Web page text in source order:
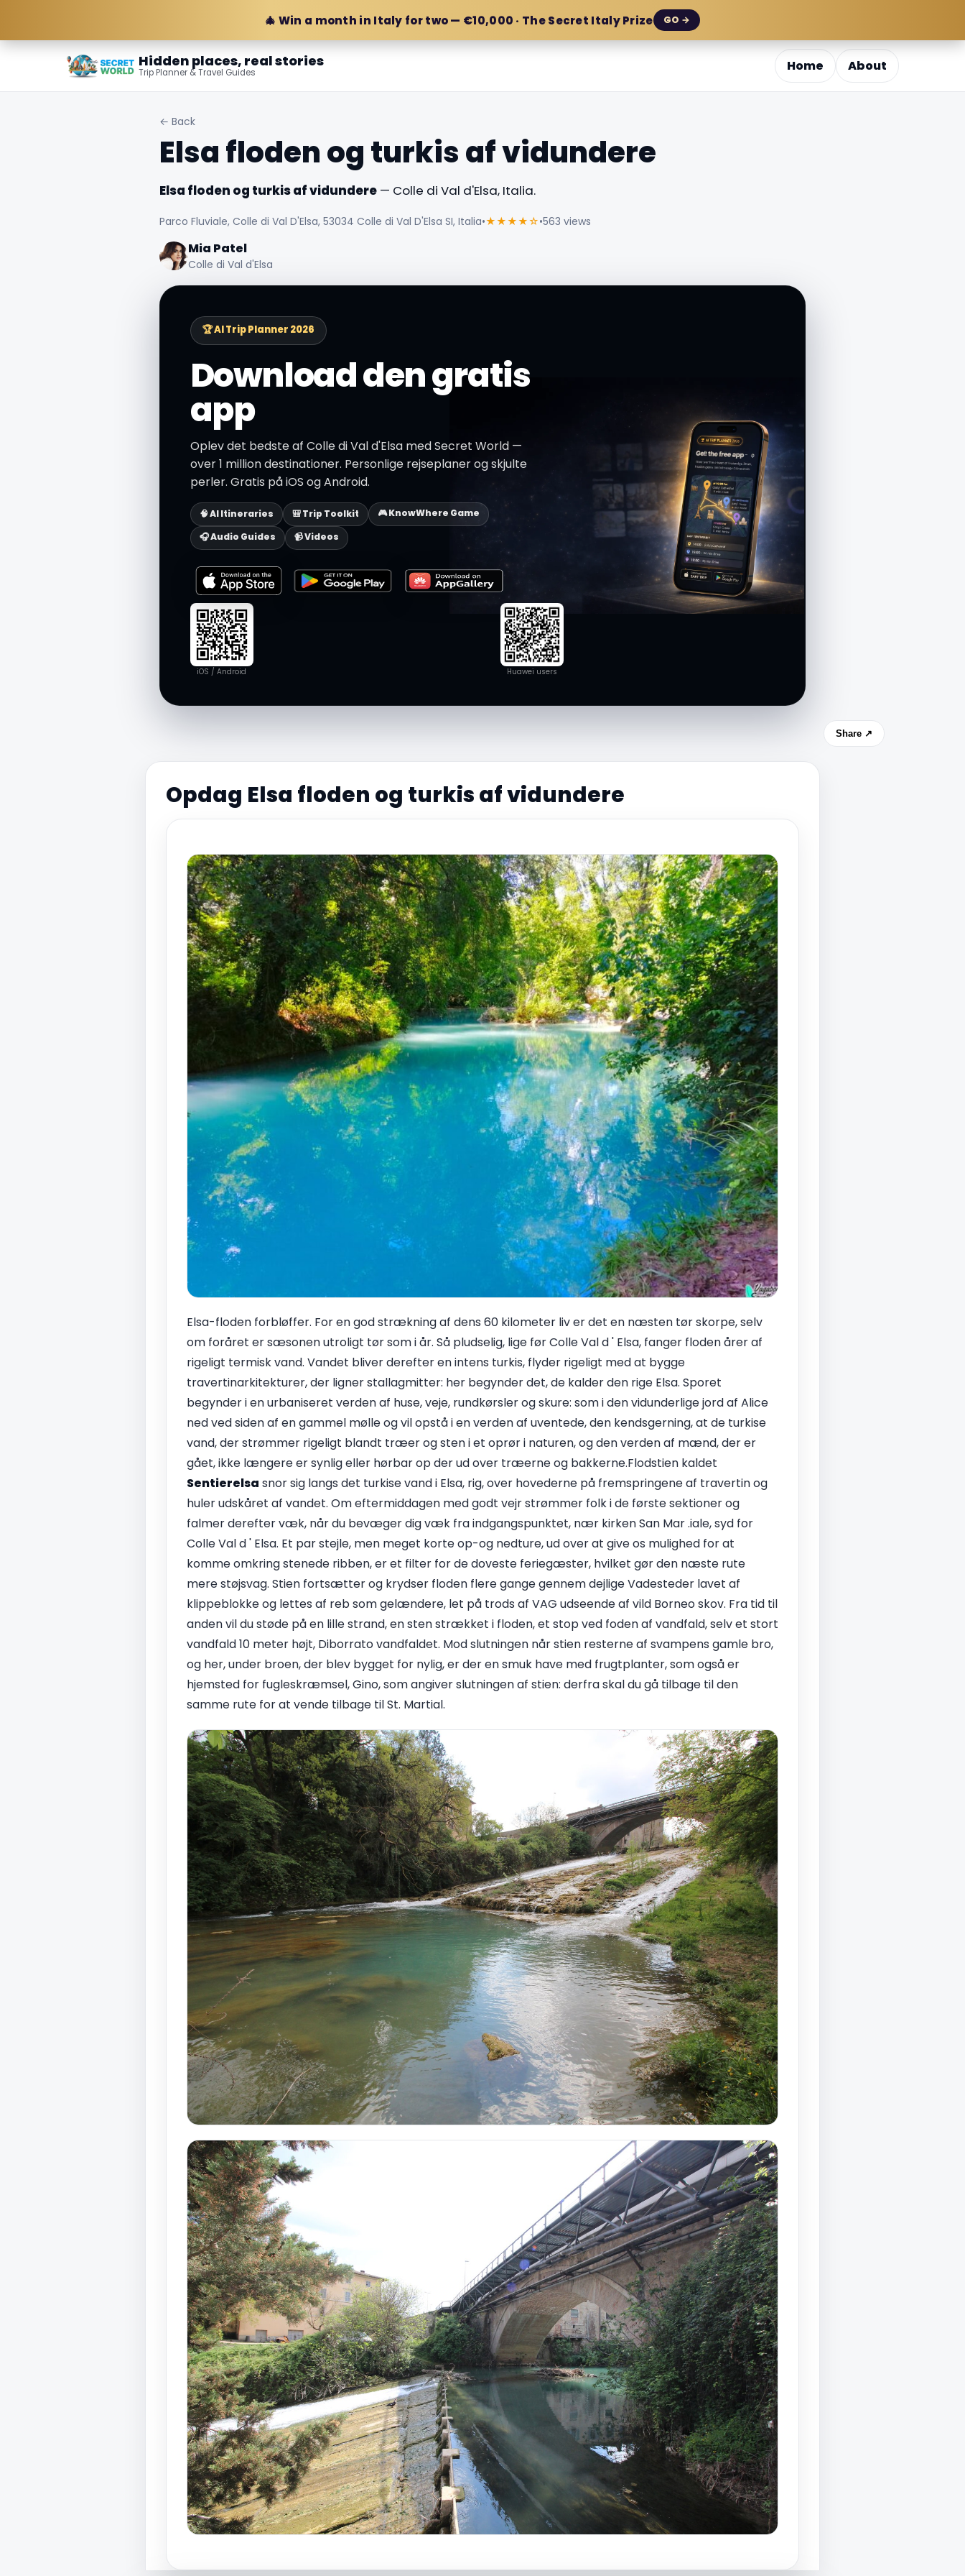
🎄 Win a month in Italy for two — €10,000 · The Secret Italy Prize GO →
Hidden places, real stories
Trip Planner & Travel Guides Home About
← Back
Elsa floden og turkis af vidundere
Elsa floden og turkis af vidundere— Colle di Val d'Elsa, Italia.
Parco Fluviale, Colle di Val D'Elsa, 53034 Colle di Val D'Elsa SI, Italia•★★★★☆•563 views
Mia Patel
Colle di Val d'Elsa
🏆 AI Trip Planner 2026
Download den gratis
app
Oplev det bedste af Colle di Val d'Elsa med Secret World —
over 1 million destinationer. Personlige rejseplaner og skjulte
perler. Gratis på iOS og Android.
🧠 AI Itineraries 🎒 Trip Toolkit
🎮 KnowWhere Game
🎧 Audio Guides
📹 Videos
iOS / Android Huawei users
Share ↗
Opdag Elsa floden og turkis af vidundere
Elsa-floden forbløffer. For en god strækning af dens 60 kilometer liv er det en næsten tør skorpe, selv
om foråret er sæsonen utroligt tør som i år. Så pludselig, lige før Colle Val d ' Elsa, fanger floden årer af
rigeligt termisk vand. Vandet bliver derefter en intens turkis, flyder rigeligt med at bygge
travertinarkitekturer, der ligner stallagmitter: her begynder det, de kalder den rige Elsa. Sporet
begynder i en urbaniseret verden af huse, veje, rundkørsler og skure: som i den vidunderlige jord af Alice
ned ved siden af en gammel mølle og vil opstå i en verden af uventede, den kendsgerning, at de turkise
vand, der strømmer rigeligt blandt træer og sten i et oprør i naturen, og den verden af mænd, der er
gået, ikke længere er synlig eller hørbar op der ud over træerne og bakkerne.Flodstien kaldet
Sentierelsa snor sig langs det turkise vand i Elsa, rig, over hovederne på fremspringene af travertin og
huler udskåret af vandet. Om eftermiddagen med godt vejr strømmer folk i de første sektioner og
falmer derefter væk, når du bevæger dig væk fra indgangspunktet, nær kirken San Mar .iale, syd for
Colle Val d ' Elsa. Et par stejle, men meget korte op-og nedture, ud over at give os mulighed for at
komme omkring stenede ribben, er et filter for de doveste feriegæster, hvilket gør den næste rute
mere støjsvag. Stien fortsætter og krydser floden flere gange gennem dejlige Vadesteder lavet af
klippeblokke og lettes af reb som gelændere, let på trods af VAG udseende af vild Borneo skov. Fra tid til
anden vil du støde på en lille strand, en sten strækket i floden, et stop ved foden af vandfald, selv et stort
vandfald 10 meter højt, Diborrato vandfaldet. Mod slutningen når stien resterne af svampens gamle bro,
og her, under broen, der blev bygget for nylig, er der en smuk have med frugtplanter, som også er
hjemsted for fugleskræmsel, Gino, som angiver slutningen af stien: derfra skal du gå tilbage til den
samme rute for at vende tilbage til St. Martial.